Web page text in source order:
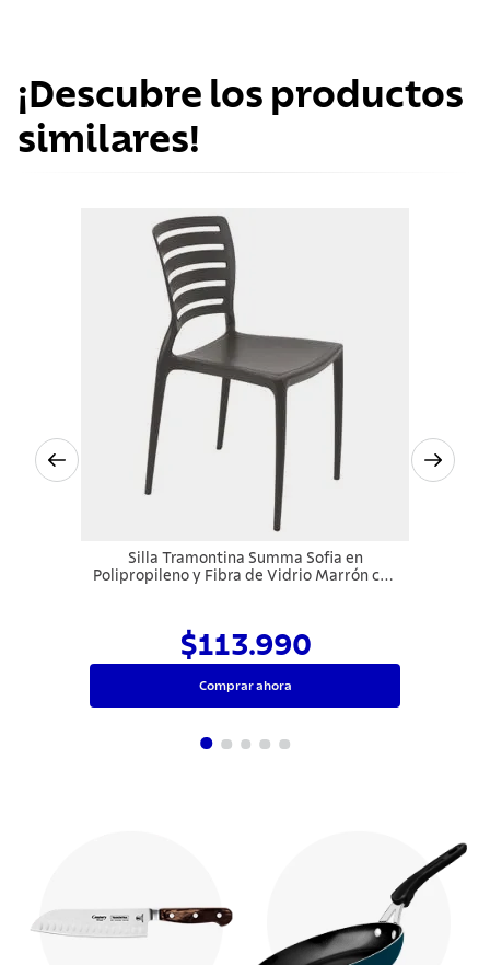
¡Descubre los productos
similares!
Silla Tramontina Summa Sofia en
Polipropileno y Fibra de Vidrio Marrón con
$113.990
Comprar ahora